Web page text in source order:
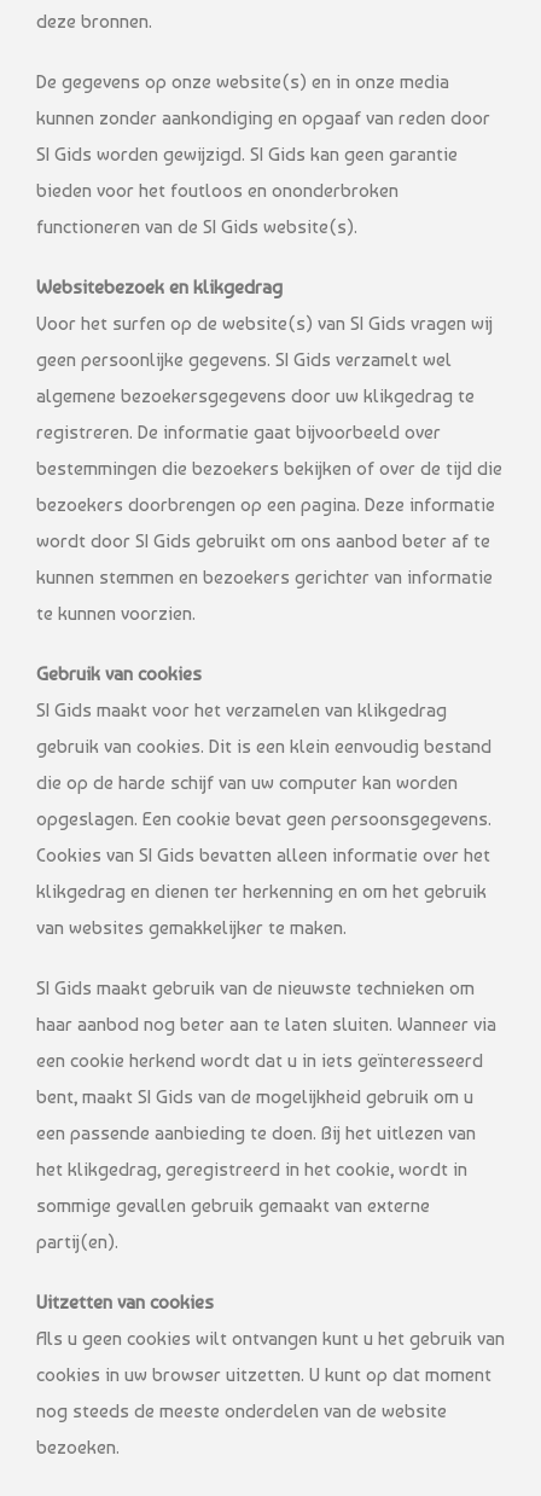
deze bronnen.
De gegevens op onze website(s) en in onze media
kunnen zonder aankondiging en opgaaf van reden door
SI Gids worden gewijzigd. SI Gids kan geen garantie
bieden voor het foutloos en ononderbroken
functioneren van de SI Gids website(s).
Websitebezoek en klikgedrag
Voor het surfen op de website(s) van SI Gids vragen wij
geen persoonlijke gegevens. SI Gids verzamelt wel
algemene bezoekersgegevens door uw klikgedrag te
registreren. De informatie gaat bijvoorbeeld over
bestemmingen die bezoekers bekijken of over de tijd die
bezoekers doorbrengen op een pagina. Deze informatie
wordt door SI Gids gebruikt om ons aanbod beter af te
kunnen stemmen en bezoekers gerichter van informatie
te kunnen voorzien.
Gebruik van cookies
SI Gids maakt voor het verzamelen van klikgedrag
gebruik van cookies. Dit is een klein eenvoudig bestand
die op de harde schijf van uw computer kan worden
opgeslagen. Een cookie bevat geen persoonsgegevens.
Cookies van SI Gids bevatten alleen informatie over het
klikgedrag en dienen ter herkenning en om het gebruik
van websites gemakkelijker te maken.
SI Gids maakt gebruik van de nieuwste technieken om
haar aanbod nog beter aan te laten sluiten. Wanneer via
een cookie herkend wordt dat u in iets geïnteresseerd
bent, maakt SI Gids van de mogelijkheid gebruik om u
een passende aanbieding te doen. Bij het uitlezen van
het klikgedrag, geregistreerd in het cookie, wordt in
sommige gevallen gebruik gemaakt van externe
partij(en).
Uitzetten van cookies
Als u geen cookies wilt ontvangen kunt u het gebruik van
cookies in uw browser uitzetten. U kunt op dat moment
nog steeds de meeste onderdelen van de website
bezoeken.